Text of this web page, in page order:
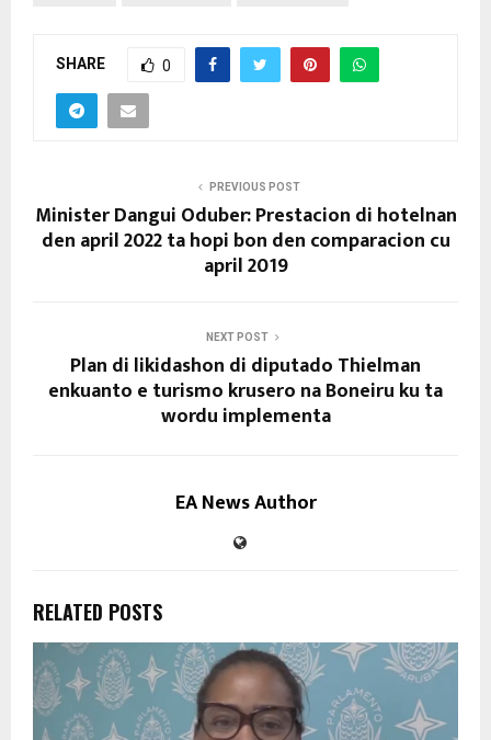
SHARE 0
PREVIOUS POST
Minister Dangui Oduber: Prestacion di hotelnan
den april 2022 ta hopi bon den comparacion cu
april 2019
NEXT POST
Plan di likidashon di diputado Thielman
enkuanto e turismo krusero na Boneiru ku ta
wordu implementa
EA News Author
RELATED POSTS